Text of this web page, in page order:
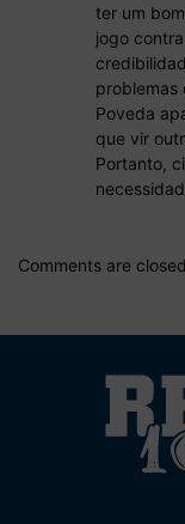
ter um
jogo
problemas
Poveda
que vir
Portanto,
Comments are